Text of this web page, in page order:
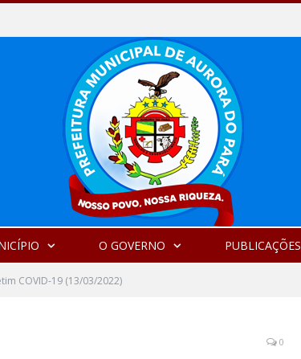
O GOVERNO PUBLICAÇÕES
COVID-19 (13/03/2022)
0